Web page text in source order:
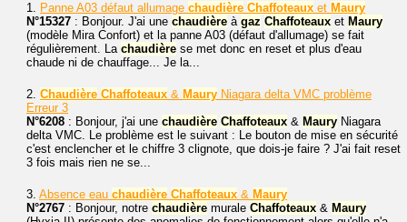
1. Panne A03 défaut allumage chaudière Chaffoteaux et Maury
N°15327 : Bonjour. J'ai une chaudière à gaz Chaffoteaux et Maury
(modèle Mira Confort) et la panne A03 (défaut d'allumage) se fait
régulièrement. La chaudière se met donc en reset et plus d'eau
chaude ni de chauffage... Je la...
2. Chaudière Chaffoteaux & Maury Niagara delta VMC problème
Erreur 3
N°6208 : Bonjour, j'ai une chaudière Chaffoteaux & Maury Niagara
delta VMC. Le problème est le suivant : Le bouton de mise en sécurité
c'est enclencher et le chiffre 3 clignote, que dois-je faire ? J'ai fait reset
3 fois mais rien ne se...
3. Absence eau chaudière Chaffoteaux & Maury
N°2767 : Bonjour, notre chaudière murale Chaffoteaux & Maury